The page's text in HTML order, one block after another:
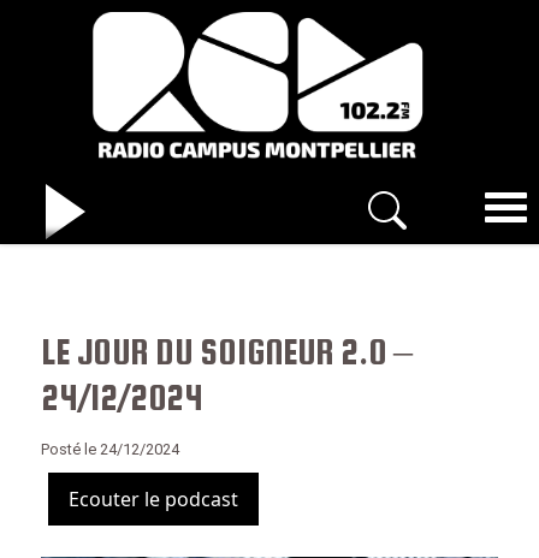
LE JOUR DU SOIGNEUR 2.0 –
24/12/2024
Posté le 24/12/2024
Ecouter le podcast